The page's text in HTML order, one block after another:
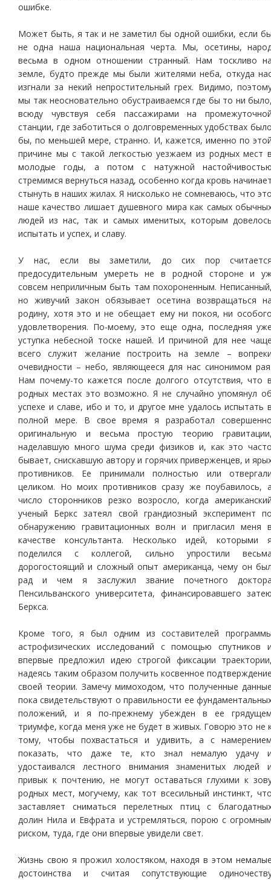
ошибке.
Может быть, я так и не заметил бы одной ошибки, если
не одна наша национальная черта. Мы, осетины,
весьма в одном отношении странный. Нам тоскливо
земле, будто прежде мы были жителями неба, откуда
изгнали за некий непростительный грех. Видимо,
мы так неосновательно обустраиваемся где бы то ни
всюду чувствуя себя пассажирами на
станции, где заботиться о долговременных удобствах
бы, по меньшей мере, странно. И, кажется, именно по
причине мы с такой легкостью уезжаем из родных мест
молодые годы, а потом с натужной
стремимся вернуться назад, особенно когда кровь
стынуть в наших жилах. Я нисколько не сомневаюсь, что
наше качество лишает душевного мира как самых
людей из нас, так и самых именитых, которым
испытать и успех, и славу.
У нас, если вы заметили, до сих пор
предосудительным умереть не в родной стороне и
совсем неприличным быть там похороненным.
но живучий закон обязывает осетина возвращаться
родину, хотя это и не обещает ему ни покоя, ни
удовлетворения. По-моему, это еще одна, последняя
уступка небесной тоске нашей. И причиной для нее
всего служит желание построить на земле –
очевидности – небо, являющееся для нас синонимом
Нам почему-то кажется после долгого отсутствия, что
родных местах это возможно. Я не случайно упомянул
успехе и славе, ибо и то, и другое мне удалось испытать
полной мере. В свое время я разработал
оригинальную и весьма простую теорию
наделавшую много шума среди физиков и, как это
бывает, снискавшую автору и горячих приверженцев, и
противников. Ее принимали полностью или
целиком. Но моих противников сразу же поубавилось,
число сторонников резко возросло, когда
ученый Беркс затеял свой грандиозный эксперимент
обнаружению гравитационных волн и пригласил меня
качестве консультанта. Несколько идей, которыми
поделился с коллегой, сильно упростили
дорогостоящий и сложный опыт американца, чему он
рад и чем я заслужил звание почетного
Пенсильванского университета, финансировавшего
Беркса.
Кроме того, я был одним из составителей
астрофизических исследований с помощью спутников
впервые предложил идею строгой фиксации
надеясь таким образом получить косвенное
своей теории. Замечу мимоходом, что полученные
пока свидетельствуют о правильности ее
положений, и я по-прежнему убежден в ее
триумфе, когда меня уже не будет в живых. Говорю это не
тому, чтобы похвастаться и удивить, а с
показать, что даже те, кто знал немалую удачу
удостаивался лестного внимания знаменитых людей
привык к почтению, не могут оставаться глухими к
родных мест, могучему, как тот всесильный инстинкт,
заставляет сниматься перелетных птиц с
долин Нила и Евфрата и устремляться, порою с
риском, туда, где они впервые увидели свет.
Жизнь свою я прожил холостяком, находя в этом
достоинства и считая сопутствующие